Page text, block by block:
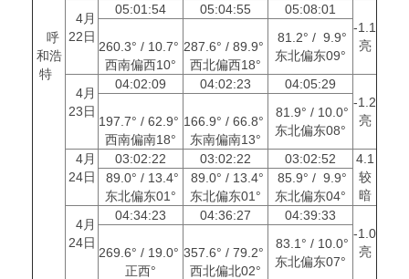
呼
和浩
特
4月
22日
05:01:54 05:04:55
05:08:01
-1.1
亮
260.3° / 10.7°
西南偏西10°
287.6° / 89.9°
西北偏西18°
81.2° / 9.9°
东北偏东09°
4月
23日
04:02:09 04:02:23
04:05:29
-1.2
亮
197.7° / 62.9°
西南偏南18°
166.9° / 66.8°
东南偏南13°
81.9° / 10.0°
东北偏东08°
4月
24日
03:02:22 03:02:22 03:02:52
4.1
较
暗
89.0° / 13.4°
东北偏东01°
89.0° / 13.4°
东北偏东01°
85.9° / 9.9°
东北偏东04°
4月
24日
04:34:23 04:36:27
04:39:33
-1.0
亮
269.6° / 19.0°
正西°
357.6° / 79.2°
西北偏北02°
83.1° / 10.0°
东北偏东07°